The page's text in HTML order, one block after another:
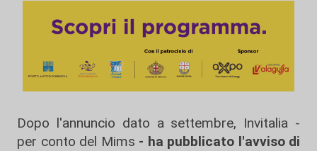
Dopo l'annuncio dato a settembre, Invitalia -
per conto del Mims - ha pubblicato l'avviso di